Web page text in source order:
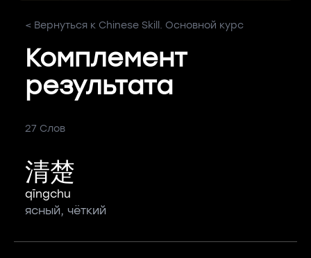
< Вернуться к Chinese Skill. Основной курс
Комплемент
результата
27 Слов
清楚
qīngchu
ясный, чёткий